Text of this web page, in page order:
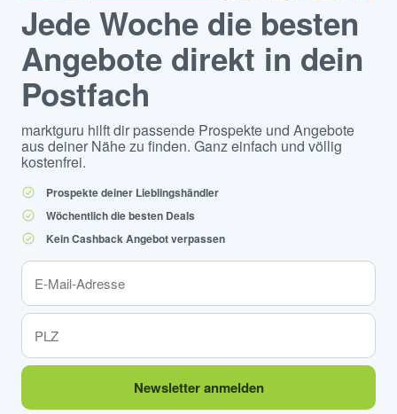
Jede Woche die besten
Angebote direkt in dein
Postfach
marktguru hilft dir passende Prospekte und Angebote
aus deiner Nähe zu finden. Ganz einfach und völlig
kostenfrei.
Prospekte deiner Lieblingshändler
Wöchentlich die besten Deals
Kein Cashback Angebot verpassen
Newsletter anmelden